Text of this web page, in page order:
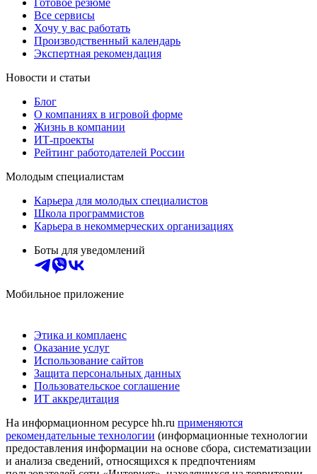
Готовое резюме
Все сервисы
Хочу у вас работать
Производственный календарь
Экспертная рекомендация
Новости и статьи
Блог
О компаниях в игровой форме
Жизнь в компании
ИТ-проекты
Рейтинг работодателей России
Молодым специалистам
Карьера для молодых специалистов
Школа программистов
Карьера в некоммерческих организациях
Боты для уведомлений
Мобильное приложение
Этика и комплаенс
Оказание услуг
Использование сайтов
Защита персональных данных
Пользовательское соглашение
ИТ аккредитация
На информационном ресурсе hh.ru применяются
рекомендательные технологии (информационные технологии
предоставления информации на основе сбора, систематизации
и анализа сведений, относящихся к предпочтениям